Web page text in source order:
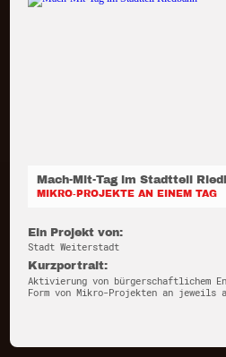
Mach-Mit-Tag im Stadtteil
MIKRO-PROJEKTE AN EINEM TAG
Ein Projekt von:
Stadt Weiterstadt
Kurzportrait:
Aktivierung von bürgerschaftlichem
Form von Mikro-Projekten an jeweils